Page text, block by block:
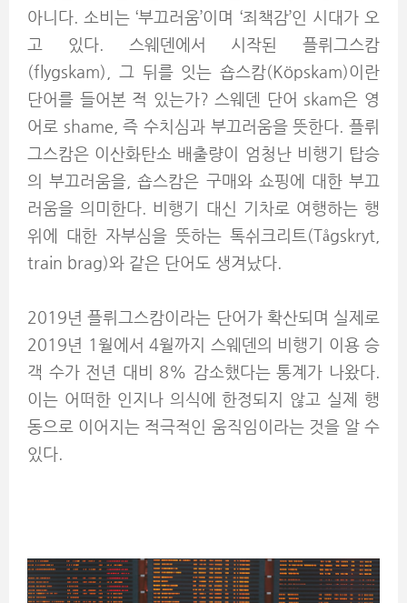
아니다. 소비는 ‘부끄러움’이며 ‘죄책감’인 시대가 오
고 있다. 스웨덴에서 시작된 플뤼그스캄
(flygskam), 그 뒤를 잇는 숍스캄(Köpskam)이란
단어를 들어본 적 있는가? 스웨덴 단어 skam은 영
어로 shame, 즉 수치심과 부끄러움을 뜻한다. 플뤼
그스캄은 이산화탄소 배출량이 엄청난 비행기 탑승
의 부끄러움을, 숍스캄은 구매와 쇼핑에 대한 부끄
러움을 의미한다. 비행기 대신 기차로 여행하는 행
위에 대한 자부심을 뜻하는 톡쉬크리트(Tågskryt,
train brag)와 같은 단어도 생겨났다.
2019년 플뤼그스캄이라는 단어가 확산되며 실제로
2019년 1월에서 4월까지 스웨덴의 비행기 이용 승
객 수가 전년 대비 8% 감소했다는 통계가 나왔다.
이는 어떠한 인지나 의식에 한정되지 않고 실제 행
동으로 이어지는 적극적인 움직임이라는 것을 알 수
있다.